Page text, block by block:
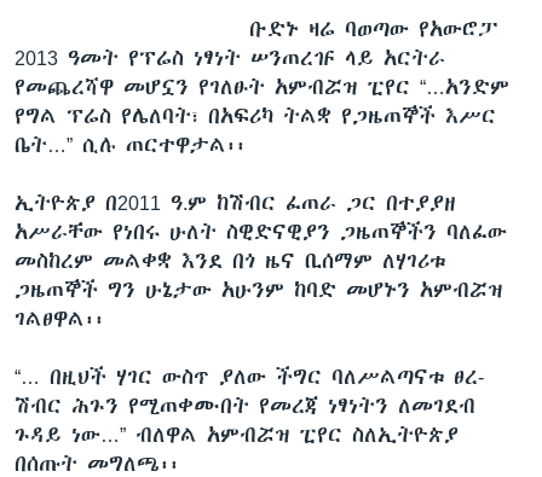
ቡድኑ ዛሬ ባወጣው የአውሮፓ
2013 ዓመት የፕሬስ ነፃነት ሠንጠረዡ ላይ አርትራ
የመጨረሻዋ መሆኗን የገለፁት አምብሯዝ ፒየር “…አንድም
የግል ፕሬስ የሌለባት፣ በአፍሪካ ትልቋ የጋዜጠኞች እሥር
ቤት…” ሲሉ ጠርተዋታል፡፡
ኢትዮጵያ በ2011 ዓ.ም ከሽብር ፈጠራ ጋር በተያያዘ
አሥራቸው የነበሩ ሁለት ስዊድናዊያን ጋዜጠኞችን ባለፈው
መስከረም መልቀቋ እንደ በጎ ዜና ቢሰማም ለሃገሪቱ
ጋዜጠኞች ግን ሁኔታው አሁንም ከባድ መሆኑን አምብሯዝ
ገልፀዋል፡፡
“… በዚህች ሃገር ውስጥ ያለው ችግር ባለሥልጣናቱ ፀረ-
ሽብር ሕጉን የሚጠቀሙበት የመረጃ ነፃነትን ለመገደብ
ጉዳይ ነው…” ብለዋል አምብሯዝ ፒየር ስለኢትዮጵያ
በሰጡት መግለጫ፡፡